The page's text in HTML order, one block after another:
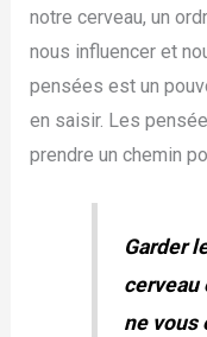
notre cerveau, un
nous influencer et
pensées est un
en saisir. Les
prendre un chemin
Garder
cerveau
ne vous